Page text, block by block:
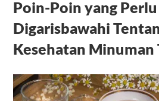
Poin-Poin yang Perlu
Digarisbawahi
Kesehatan Minuman